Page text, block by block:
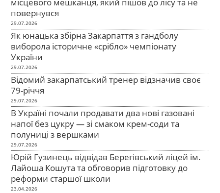
місцевого мешканця, який пішов до лісу та не
повернувся
29.07.2026
Як юнацька збірна Закарпаття з гандболу
виборола історичне «срібло» чемпіонату
України
29.07.2026
Відомий закарпатський тренер відзначив своє
79-річчя
29.07.2026
В Україні почали продавати два нові газовані
напої без цукру — зі смаком крем-соди та
полуниці з вершками
29.07.2026
Юрій Гузинець відвідав Берегівський ліцей ім.
Лайоша Кошута та обговорив підготовку до
реформи старшої школи
23.04.2026